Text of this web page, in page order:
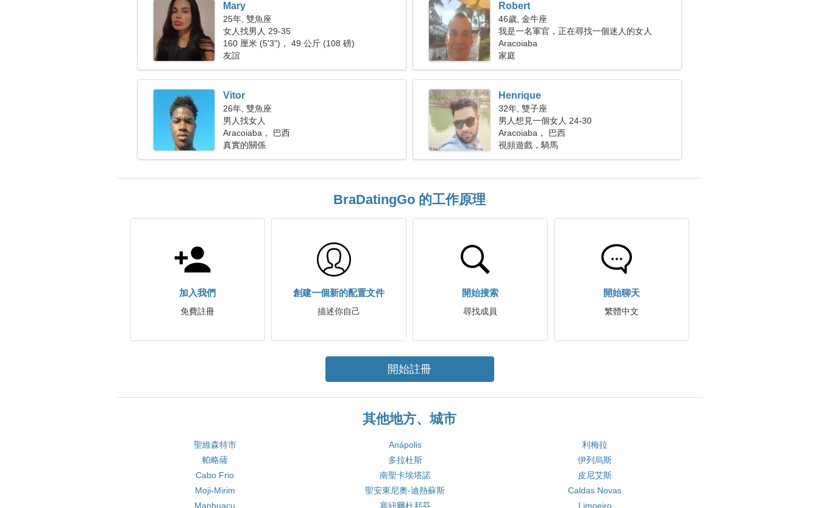
Mary
25年, 雙魚座
女人找男人 29-35
160 厘米 (5'3")， 49 公斤 (108 磅)
友誼
Robert
46歲, 金牛座
我是一名軍官，正在尋找一個迷人的女人
Aracoiaba
家庭
Vitor
26年, 雙魚座
男人找女人
Aracoiaba， 巴西
真實的關係
Henrique
32年, 雙子座
男人想見一個女人 24-30
Aracoiaba， 巴西
視頻遊戲，騎馬
BraDatingGo 的工作原理
加入我們
免費註冊
創建一個新的配置文件
描述你自己
開始搜索
尋找成員
開始聊天
繁體中文
開始註冊
其他地方、城市
聖維森特市 Anápolis
利梅拉
帕略薩
多拉杜斯
伊列烏斯
Cabo Frio
南聖卡埃塔諾
皮尼艾斯
Moji-Mirim
聖安東尼奧-迪熱蘇斯
Caldas Novas
Manhuaçu
塞紐爾杜邦芬 Limoeiro